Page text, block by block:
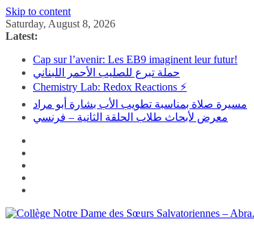
Skip to content
Saturday, August 8, 2026
Latest:
Cap sur l’avenir: Les EB9 imaginent leur futur!
حملة تبرع للصليب الأحمر اللبناني
Chemistry Lab: Redox Reactions ⚡
مسيرة صلاة بمناسبة تطويب الأب بشارة أبو مراد
معرض لأبحاث طلاب الحلقة الثانية – فرنسي